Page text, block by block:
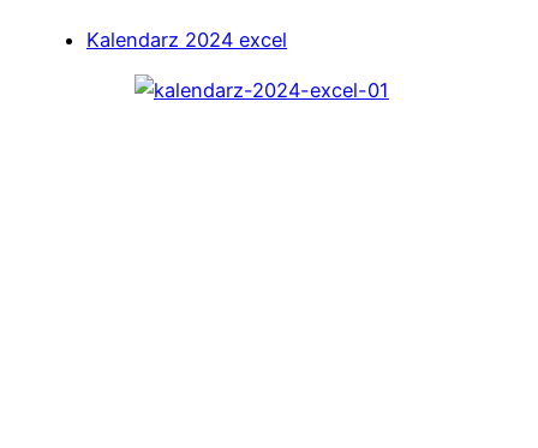
Kalendarz 2024 excel